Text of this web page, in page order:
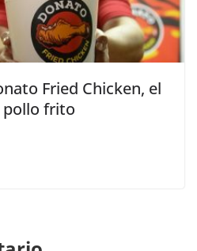
Fried Chicken, el
pollo frito